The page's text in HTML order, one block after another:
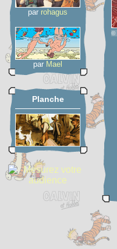
par rohagus
par Mael
Planche
©